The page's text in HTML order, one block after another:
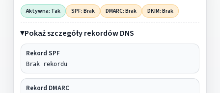
Aktywna: Tak SPF: Brak DMARC: Brak DKIM: Brak
Pokaż szczegóły rekordów DNS
Rekord SPF
Brak rekordu
Rekord DMARC